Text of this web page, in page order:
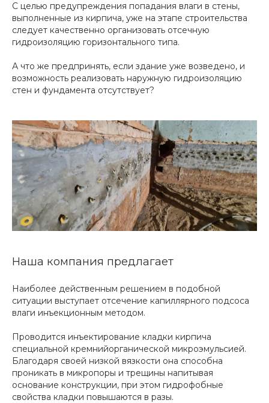
С целью предупреждения попадания влаги в стены,
выполненные из кирпича, уже на этапе строительства
следует качественно организовать отсечную
гидроизоляцию горизонтального типа.
А что же предпринять, если здание уже возведено, и
возможность реализовать наружную гидроизоляцию
стен и фундамента отсутствует?
Наша компания предлагает
Наиболее действенным решением в подобной
ситуации выступает отсечение капиллярного подсоса
влаги инъекционным методом.
Проводится инъектирование кладки кирпича
специальной кремнийорганической микроэмульсией.
Благодаря своей низкой вязкости она способна
проникать в микропоры и трещины напитывая
основание конструкции, при этом гидрофобные
свойства кладки повышаются в разы.